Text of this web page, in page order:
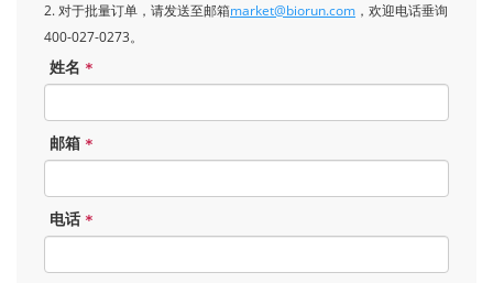
2. 对于批量订单，请发送至邮箱market@biorun.com ，欢迎电话垂询
400-027-0273。
姓名 *
邮箱 *
电话 *